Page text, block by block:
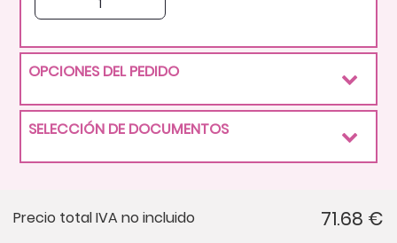
OPCIONES DEL PEDIDO
SELECCIÓN DE DOCUMENTOS
Precio total IVA no incluido 71.68 €